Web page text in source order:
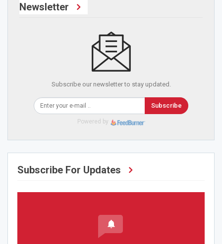
Newsletter
Subscribe our newsletter to stay updated.
Subscribe
Powered by
Subscribe For Updates